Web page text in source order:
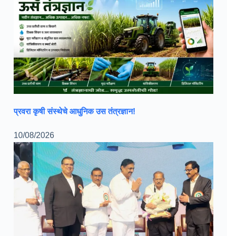
प्रवरा कृषी संस्थेचे आधुनिक उस तंत्रज्ञान!
10/08/2026